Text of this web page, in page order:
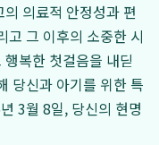
의료적 안정성과 편
고 그 이후의 소중한 시
복한 첫걸음을 내딛
당신과 아기를 위한 특
3월 8일, 당신의 현명